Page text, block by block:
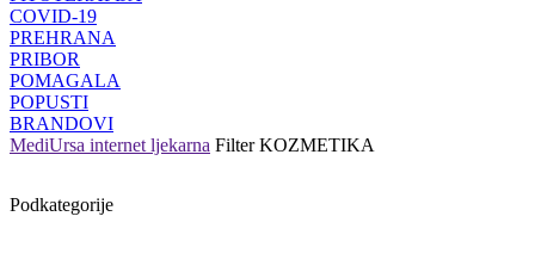
COVID-19
PREHRANA
PRIBOR
POMAGALA
POPUSTI
BRANDOVI
MediUrsa internet ljekarna Filter KOZMETIKA
Podkategorije